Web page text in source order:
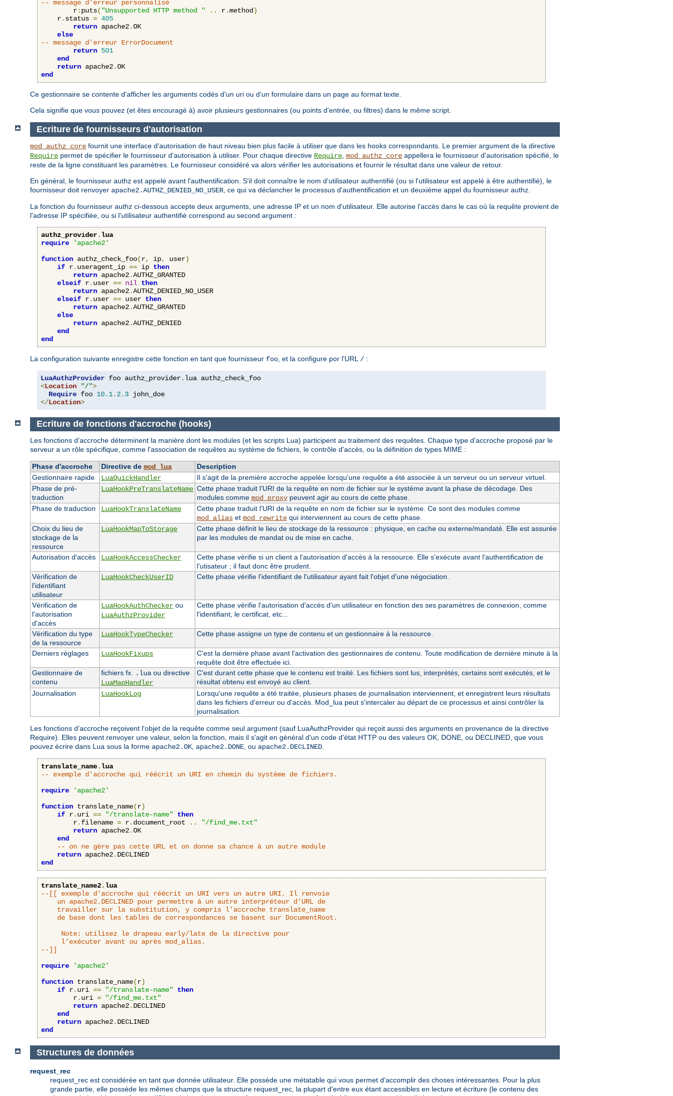
-- message d'erreur personnalisé
        r
: puts( "Unsupported HTTP method " .. r.method)
	r
. status = 405
return apache2.OK
else
-- message d'erreur ErrorDocument
return 501
end
return apache2.
end
Ce gestionnaire se contente d'afficher les arguments codés d'un uri ou d'un formulaire dans un page au format texte.
Cela signifie que vous pouvez (et êtes encouragé à) avoir plusieurs gestionnaires (ou points d'entrée, ou filtres) dans le même script.
Ecriture de fournisseurs d'autorisation
mod_authz_core fournit une interface d'autorisation de haut niveau bien plus facile à utiliser que dans les hooks correspondants. Le premier argument de la directive
Require permet de spécifier le fournisseur d'autorisation à utiliser. Pour chaque directive Require mod_authz_core appellera le fournisseur d'autorisation spécifié, le
reste de la ligne constituant les paramètres. Le fournisseur considéré va alors vérifier les autorisations et fournir le résultat dans une valeur de retour.
En général, le fournisseur authz est appelé avant l'authentification. S'il doit connaître le nom d'utilisateur authentifié (ou si l'utilisateur est appelé à être authentifié), le
fournisseur doit renvoyer apache2.AUTHZ_DENIED_NO_USER , ce qui va déclancher le processus d'authentification et un deuxième appel du fournisseur authz.
La fonction du fournisseur authz ci-dessous accepte deux arguments, une adresse IP et un nom d'utilisateur. Elle autorise l'accès dans le cas où la requête provient de
l'adresse IP spécifiée, ou si l'utilisateur authentifié correspond au second argument :
authz_provider.lua
require
'apache2'
function authz_check_foo(r, ip, user)
if r. useragent_ip == ip then
return apache2.AUTHZ_GRANTED
elseif r. user == nil then
return apache2.AUTHZ_DENIED_NO_USER
elseif r. user == user then
return apache2.AUTHZ_GRANTED
else
return apache2.AUTHZ_DENIED
end
end
La configuration suivante enregistre cette fonction en tant que fournisseur foo , et la configure por l'URL / :
LuaAuthzProvider foo authz_provider.
<Location "/">
Require foo 10.1. 2.3
</Location>
Ecriture de fonctions d'accroche (hooks)
Les fonctions d'accroche déterminent la manière dont les modules (et les scripts Lua) participent au traitement des requêtes. Chaque type d'accroche proposé par le
serveur a un rôle spécifique, comme l'association de requêtes au système de fichiers, le contrôle d'accès, ou la définition de types MIME :
Phase d'accroche Directive de mod_lua
Description
Gestionnaire rapide
LuaQuickHandler
Il s'agit de la première accroche appelée lorsqu'une requête a été associée à un serveur ou un serveur virtuel.
Phase de pré-
traduction
LuaHookPreTranslateName Cette phase traduit l'URI de la requête en nom de fichier sur le système avant la phase de décodage. Des
modules comme mod_proxypeuvent agir au cours de cette phase.
Phase de traduction
LuaHookTranslateName
Cette phase traduit l'URI de la requête en nom de fichier sur le système. Ce sont des modules comme
mod_aliaset mod_rewritequi interviennent au cours de cette phase.
Choix du lieu de
stockage de la
ressource
LuaHookMapToStorage
Cette phase définit le lieu de stockage de la ressource : physique, en cache ou externe/mandaté. Elle est assurée
par les modules de mandat ou de mise en cache.
Autorisation d'accès LuaHookAccessChecker
Cette phase vérifie si un client a l'autorisation d'accès à la ressource. Elle s'exécute avant l'authentification de
l'utisateur ; il faut donc être prudent.
Vérification de
l'identifiant
utilisateur
LuaHookCheckUserID Cette phase vérifie l'identifiant de l'utilisateur ayant fait l'objet d'une négociation.
Vérification de
l'autorisation
d'accès
LuaHookAuthCheckerou
LuaAuthzProvider
Cette phase vérifie l'autorisation d'accès d'un utilisateur en fonction des ses paramètres de connexion, comme
l'identifiant, le certificat, etc...
Vérification du type
de la ressource
LuaHookTypeChecker Cette phase assigne un type de contenu et un gestionnaire à la ressource.
Derniers réglages LuaHookFixups
C'est la dernière phase avant l'activation des gestionnaires de contenu. Toute modification de dernière minute à la
requête doit être effectuée ici.
Gestionnaire de
contenu
fichiers fx. .lua ou directive
LuaMapHandler
C'est durant cette phase que le contenu est traité. Les fichiers sont lus, interprétés, certains sont exécutés, et le
résultat obtenu est envoyé au client.
Journalisation
LuaHookLog
Lorsqu'une requête a été traitée, plusieurs phases de journalisation interviennent, et enregistrent leurs résultats
dans les fichiers d'erreur ou d'accès. Mod_lua peut s'intercaler au départ de ce processus et ainsi contrôler la
journalisation.
Les fonctions d'accroche reçoivent l'objet de la requête comme seul argument (sauf LuaAuthzProvider qui reçoit aussi des arguments en provenance de la directive
Require). Elles peuvent renvoyer une valeur, selon la fonction, mais il s'agit en général d'un code d'état HTTP ou des valeurs OK, DONE, ou DECLINED, que vous
pouvez écrire dans Lua sous la forme apache2.OK apache2.DONE , ou apache2.DECLINED
translate_name.lua
-- exemple d'accroche qui réécrit un URI en chemin du système de fichiers.
require
'apache2'
function translate_name(r)
if r. uri == "/translate-name"
then
        r
. filename = r. document_root ..
"/find_me.txt"
return apache2.OK
end
-- on ne gère pas cette URL et on donne sa chance à un autre module
return apache2.
end
translate_name2.lua
--[[ exemple d'accroche qui réécrit un URI vers un autre URI. Il renvoie
     Note: utilisez le drapeau early/late de la directive pour
     l'exécuter avant ou après mod_alias.
--]]
require
'apache2'
function translate_name(r)
if r. uri == "/translate-name"
then
        r
. uri =
"/find_me.txt"
return apache2. DECLINED
end
return apache2.
end
Structures de données
request_rec
request_rec est considérée en tant que donnée utilisateur. Elle possède une métatable qui vous permet d'accomplir des choses intéressantes. Pour la plus
grande partie, elle possède les mêmes champs que la structure request_rec, la plupart d'entre eux étant accessibles en lecture et écriture (le contenu des